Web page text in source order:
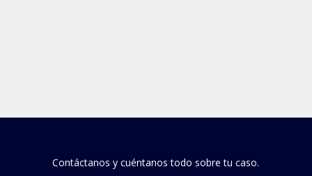
Contáctanos y cuéntanos todo sobre tu caso.